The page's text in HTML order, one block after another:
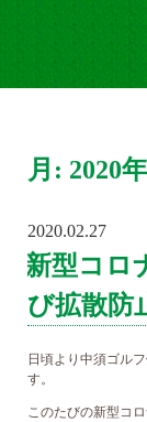
月: 2020
POSTED
ON
2020.02.27
新型コロ
び拡散防
日頃より中須ゴル
す。
このたびの新型コ